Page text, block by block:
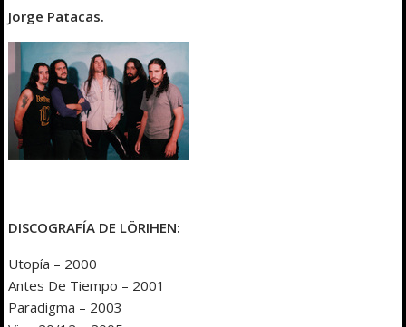
Jorge Patacas.
DISCOGRAFÍA DE LÖRIHEN:
Utopía – 2000
Antes De Tiempo – 2001
Paradigma – 2003